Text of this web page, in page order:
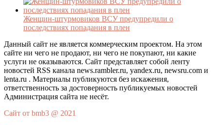
Женщин-штурмовиков ВСУ предупредили о
последствиях попадания в плен
Данный сайт не является коммерческим проектом. На этом
сайте ни чего не продают, ни чего не покупают, ни какие
услуги не оказываются. Сайт представляет собой ленту
новостей RSS канала news.rambler.ru, yandex.ru, newsru.com и
lenta.ru . Материалы публикуются без искажения,
ответственность за достоверность публикуемых новостей
Администрация сайта не несёт.
Сайт от bmb3 @ 2021